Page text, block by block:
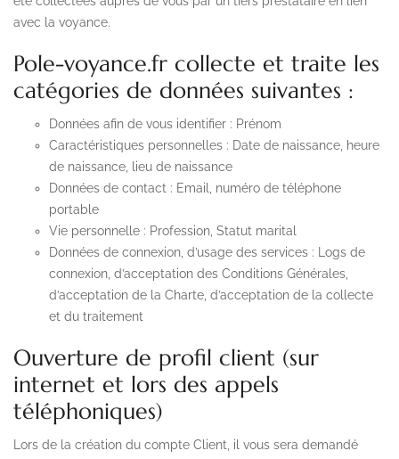
avec la voyance.
Pole-voyance.fr collecte et traite les
catégories de données suivantes :
Données afin de vous identifier : Prénom
Caractéristiques personnelles : Date de naissance, heure
de naissance, lieu de naissance
Données de contact : Email, numéro de téléphone
portable
Vie personnelle : Profession, Statut marital
Données de connexion, d’usage des services : Logs de
connexion, d’acceptation des Conditions Générales,
d’acceptation de la Charte, d’acceptation de la collecte
et du traitement
Ouverture de profil client (sur
internet et lors des appels
téléphoniques)
Lors de la création du compte Client, il vous sera demandé